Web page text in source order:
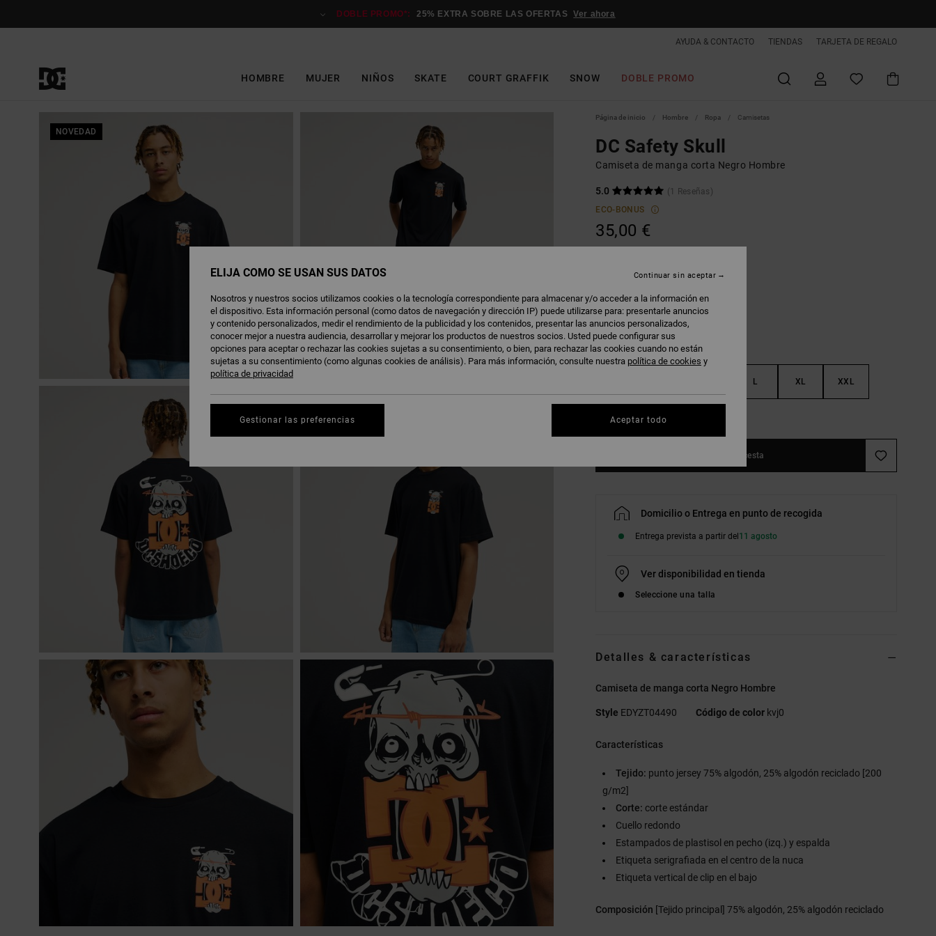
DOBLE PROMO*: 25% EXTRA SOBRE LAS OFERTAS Ver ahora
AYUDA & CONTACTO TIENDAS TARJETA DE REGALO
HOMBRE MUJER NIÑOS SKATE COURT GRAFFIK SNOW DOBLE PROMO
NOVEDAD
Página de inicio Hombre Ropa Camisetas
DC Safety Skull
Camiseta de manga corta Negro Hombre
5.0
(1 Reseñas)
ECO-BONUS
35,00 €
Black
L XL XXL
Ver guía de tallas
Añadir a la cesta
Domicilio o Entrega en punto de recogida
Entrega prevista a partir del11 agosto
Ver disponibilidad en tienda
Seleccione una talla
Detalles & características
Camiseta de manga corta Negro Hombre
Style EDYZT04490 Código de color kvj0
Características
Tejido: punto jersey 75% algodón, 25% algodón reciclado [200
g/m2]
Corte: corte estándar
Cuello redondo
Estampados de plastisol en pecho (izq.) y espalda
Etiqueta serigrafiada en el centro de la nuca
Etiqueta vertical de clip en el bajo
Composición [Tejido principal] 75% algodón, 25% algodón reciclado
ELIJA CÓMO SE USAN SUS DATOS
Nosotros y nuestros socios utilizamos cookies o la tecnología correspondiente para almacenar y/o acceder a la información en
el dispositivo. Esta información personal (como datos de navegación y dirección IP) puede utilizarse para: presentarle anuncios
y contenido personalizados, medir el rendimiento de la publicidad y los contenidos, presentar las anuncios personalizados,
conocer mejor a nuestra audiencia, desarrollar y mejorar los productos de nuestros socios. Usted puede configurar sus
opciones para aceptar o rechazar las cookies sujetas a su consentimiento, o bien, para rechazar las cookies cuando no están
sujetas a su consentimiento (como algunas cookies de análisis). Para más información, consulte nuestra política de cookies y
política de privacidad
Gestionar las preferencias
Continuar sin aceptar
Aceptar todo